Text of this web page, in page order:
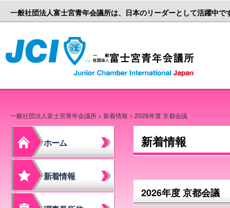
一般社団法人富士宮青年会議所は、日本のリーダーとして活躍中で
一般社団法人富士宮青年会議所 > 新着情報 > 2026年度 京都会議
ホーム
新着情報
新着情報
2026年度 京都会議